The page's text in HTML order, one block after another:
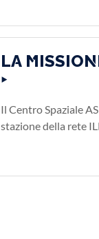
LA
‣
Il Centro Spaziale
stazione della rete